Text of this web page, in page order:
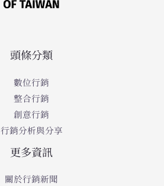
頭條分類
數位行銷
整合行銷
創意行銷
行銷分析與分享
更多資訊
關於行銷新聞